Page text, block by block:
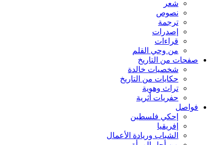
شعر
نصوص
ترجمة
إصدرات
قراءات
من وحي القلم
صفحات من التاريخ
شخصيات خالدة
حكايات من التاريخ
تراث وهوية
حفريات أثرية
فواصل
إحكي فلسطين
إفريقيا
الشباب وريادة الأعمال